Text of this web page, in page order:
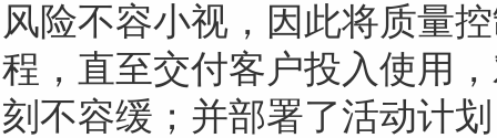
风险不容小视，因此将质量
程，直至交付客户投入使用
刻不容缓；并部署了活动计